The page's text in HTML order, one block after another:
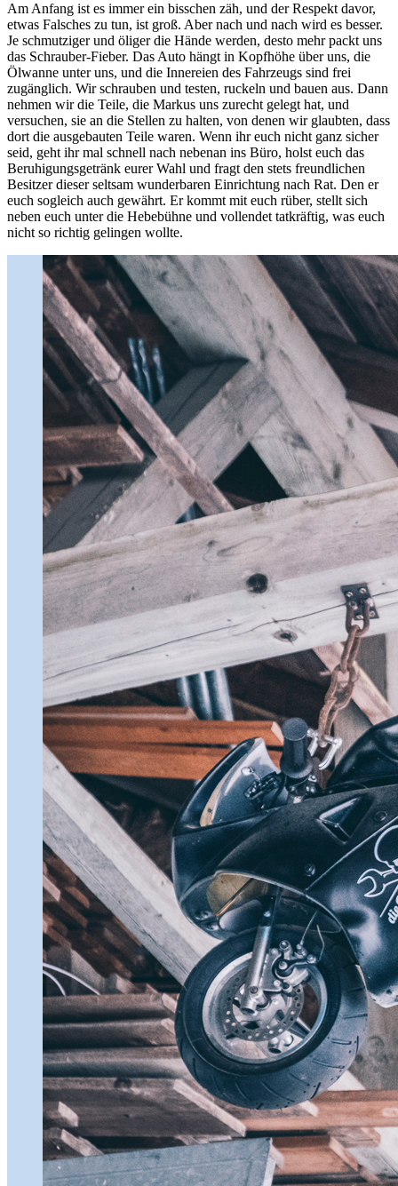
Am Anfang ist es immer ein bisschen zäh, und der Respekt davor,
etwas Falsches zu tun, ist groß. Aber nach und nach wird es besser.
Je schmutziger und öliger die Hände werden, desto mehr packt uns
das Schrauber-Fieber. Das Auto hängt in Kopfhöhe über uns, die
Ölwanne unter uns, und die Innereien des Fahrzeugs sind frei
zugänglich. Wir schrauben und testen, ruckeln und bauen aus. Dann
nehmen wir die Teile, die Markus uns zurecht gelegt hat, und
versuchen, sie an die Stellen zu halten, von denen wir glaubten, dass
dort die ausgebauten Teile waren. Wenn ihr euch nicht ganz sicher
seid, geht ihr mal schnell nach nebenan ins Büro, holst euch das
Beruhigungsgetränk eurer Wahl und fragt den stets freundlichen
Besitzer dieser seltsam wunderbaren Einrichtung nach Rat. Den er
euch sogleich auch gewährt. Er kommt mit euch rüber, stellt sich
neben euch unter die Hebebühne und vollendet tatkräftig, was euch
nicht so richtig gelingen wollte.